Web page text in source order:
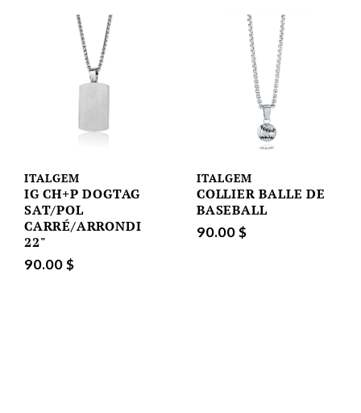
ITALGEM
IG CH+P DOGTAG
SAT/POL
CARRÉ/ARRONDI
22"
90.00 $
ITALGEM
COLLIER BALLE DE
BASEBALL
90.00 $